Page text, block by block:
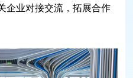
企业对接交流，拓展合作